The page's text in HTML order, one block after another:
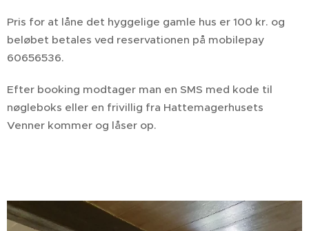
Pris for at låne det hyggelige gamle hus er 100 kr. og
beløbet betales ved reservationen på mobilepay
60656536.
Efter booking modtager man en SMS med kode til
nøgleboks eller en frivillig fra Hattemagerhusets
Venner kommer og låser op.